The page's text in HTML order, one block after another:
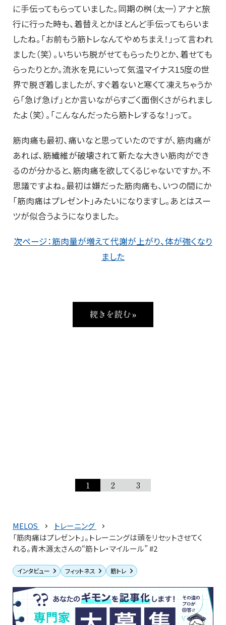
に手伝ってもらっていました。同期の桝（太一）アナと旅
行に行った時も、着替えとかほとんど手伝ってもらいま
したね。「お前もう筋トレなんてやめちまえ！」って言われ
ました（笑）。いちいち脱がせてもらったりとか、着せても
らったりとか。流氷を見にいって気温マイナス15度の世
界で脱ぎ着しましたが、すぐ着ないと寒くて凍えちゃうか
ら「急げ急げ」とか言いながらすごく面倒くさがられまし
たよ（笑）。「こんなんだったら筋トレするな！」って。
筋肉痛も最初、痛いなと思っていたのですが、筋肉痛が
あれば、筋繊維が破壊されて新たな大きい筋肉ができ
るのが分かると、筋肉痛を欲してくるじゃないですか。不
思議ですよね。最初は嫌だった筋肉痛も、いつの間にか
「筋肉痛はプレゼント」みたいになりますし。あとはスー
ツが似合うようになりました。
次ページ：筋肉量が増えて代謝が上がり、体が強くなり
ました
続きを読む »
1 2 3
MELOS
トレーニング
「筋肉痛はプレゼント」。トレーニングは頭をリセットさせてく
れる。青木源太さんの“筋トレ・マイルール” #2
インタビュー フィットネス 筋トレ